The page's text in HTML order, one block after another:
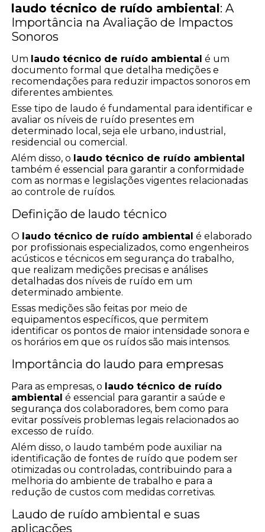
laudo técnico de ruído ambiental: A
Importância na Avaliação de Impactos
Sonoros
Um laudo técnico de ruído ambiental é um
documento formal que detalha medições e
recomendações para reduzir impactos sonoros em
diferentes ambientes.
Esse tipo de laudo é fundamental para identificar e
avaliar os níveis de ruído presentes em
determinado local, seja ele urbano, industrial,
residencial ou comercial.
Além disso, o laudo técnico de ruído ambiental
também é essencial para garantir a conformidade
com as normas e legislações vigentes relacionadas
ao controle de ruídos.
Definição de laudo técnico
O laudo técnico de ruído ambiental é elaborado
por profissionais especializados, como engenheiros
acústicos e técnicos em segurança do trabalho,
que realizam medições precisas e análises
detalhadas dos níveis de ruído em um
determinado ambiente.
Essas medições são feitas por meio de
equipamentos específicos, que permitem
identificar os pontos de maior intensidade sonora e
os horários em que os ruídos são mais intensos.
Importância do laudo para empresas
Para as empresas, o laudo técnico de ruído
ambiental é essencial para garantir a saúde e
segurança dos colaboradores, bem como para
evitar possíveis problemas legais relacionados ao
excesso de ruído.
Além disso, o laudo também pode auxiliar na
identificação de fontes de ruído que podem ser
otimizadas ou controladas, contribuindo para a
melhoria do ambiente de trabalho e para a
redução de custos com medidas corretivas.
Laudo de ruído ambiental e suas
aplicações